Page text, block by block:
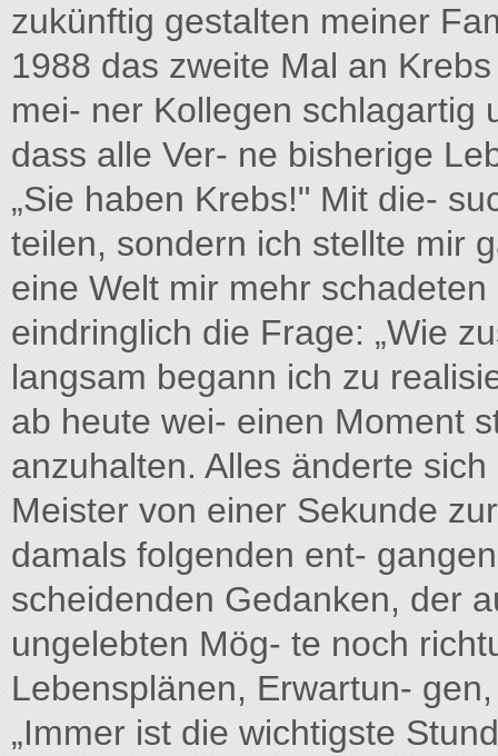
zukünftig gestalten meiner
1988 das zweite Mal an
mei- ner Kollegen schlagartig
dass alle Ver- ne bisherige
„Sie haben Krebs!" Mit die-
teilen, sondern ich stellte mir
eine Welt mir mehr
eindringlich die Frage: „Wie
langsam begann ich zu
ab heute wei- einen Moment
anzuhalten. Alles änderte
Meister von einer Sekunde
damals folgenden ent-
scheidenden Gedanken, der
ungelebten Mög- te noch
Lebensplänen, Erwartun-
„Immer ist die wichtigste